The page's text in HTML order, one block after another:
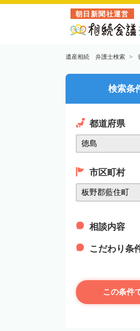
朝日新聞社運営
遺産相続 弁護士検索
検索条
都道府県
市区町村
相談内容
こだわり条
この条件